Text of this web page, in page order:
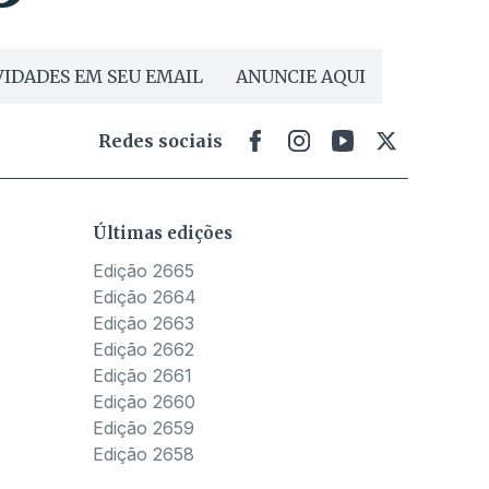
EM SEU EMAIL ANUNCIE AQUI
Redes sociais
Últimas edições
Edição 2665
Edição 2664
Edição 2663
Edição 2662
Edição 2661
Edição 2660
Edição 2659
Edição 2658